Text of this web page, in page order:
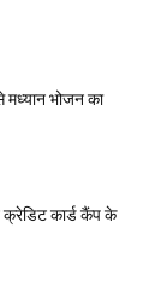
मध्यान भोजन का
कार्ड कैंप के